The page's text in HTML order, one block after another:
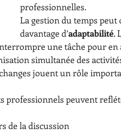
professionnelles.
La gestion du temps
davantage d’adaptabilité.
une tâche pour
simultanée des
jouent un rôle
professionnels peuvent
de la discussion